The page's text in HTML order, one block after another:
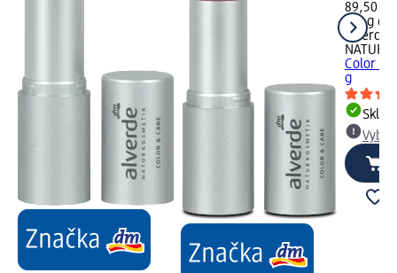
89,50 Kč
4,6 g
alverde
Color &
g